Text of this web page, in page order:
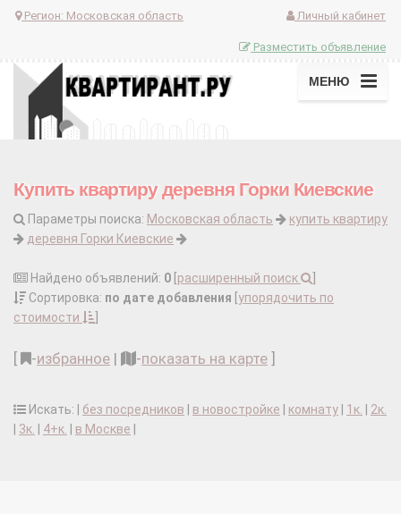
Регион: Московская область Личный кабинет
Разместить объявление
МЕНЮ
Купить квартиру деревня Горки Киевские
Параметры поиска: Московская область
купить квартиру
деревня Горки Киевские
Найдено объявлений: 0 расширенный поиск
Сортировка: по дате добавления упорядочить по
стоимости
-избранное | -показать на карте
Искать: | без посредников в новостройке комнату 1к.
2к.
3к. 4+к. в Москве